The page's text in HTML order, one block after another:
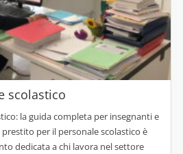
scolastico
la guida completa per insegnanti e
per il personale scolastico è
dedicata a chi lavora nel settore